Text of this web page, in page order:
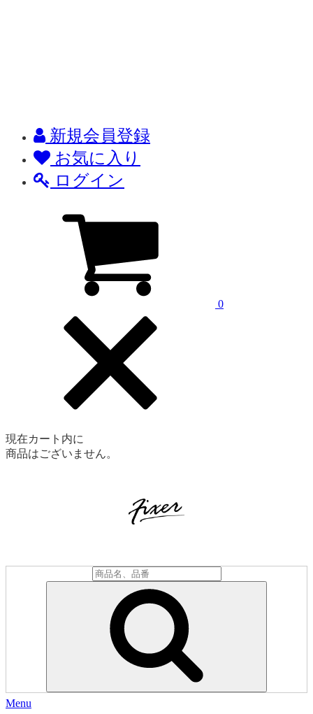
新規会員登録
お気に入り
ログイン
0
現在カート内に
商品はございません。
Menu